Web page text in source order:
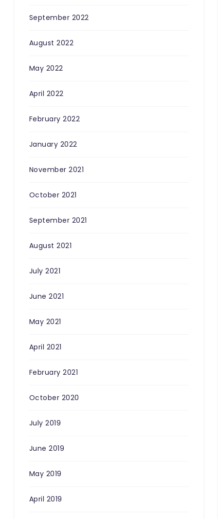
September 2022
August 2022
May 2022
April 2022
February 2022
January 2022
November 2021
October 2021
September 2021
August 2021
July 2021
June 2021
May 2021
April 2021
February 2021
October 2020
July 2019
June 2019
May 2019
April 2019